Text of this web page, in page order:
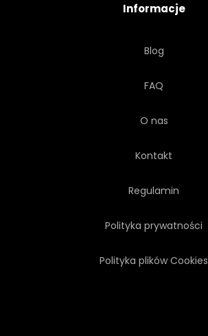
Informacje
Blog
FAQ
O nas
Kontakt
Regulamin
Polityka prywatności
Polityka plików Cookies